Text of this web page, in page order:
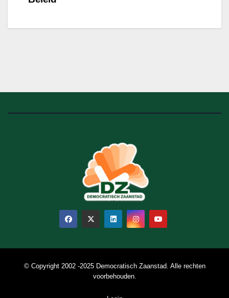
© Copyright 2002 -2025 Democratisch Zaanstad. Alle rechten
voorbehouden.